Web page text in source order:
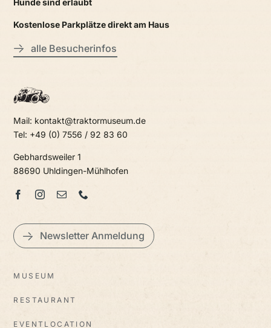
Hunde sind erlaubt
Kostenlose Parkplätze direkt am Haus
alle Besucherinfos
Mail: kontakt@traktormuseum.de
Tel: +49 (0) 7556 / 92 83 60
Gebhardsweiler 1
88690 Uhldingen-Mühlhofen
Newsletter Anmeldung
MUSEUM
RESTAURANT
EVENTLOCATION